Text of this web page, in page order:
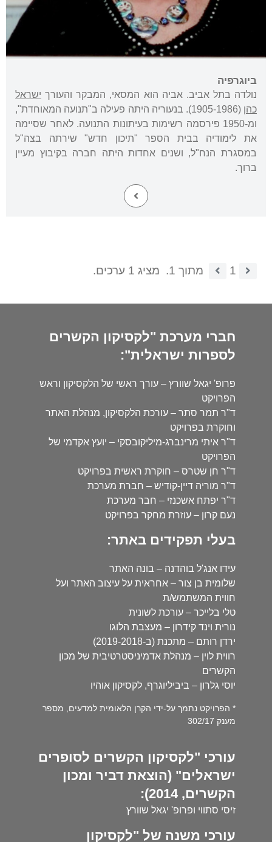
ביוגרפיה
נולדה בתל אביב. אביה הוא המסאי, המבקר והעורך ישראל
כהן
(1905-1986). בנעוריה היתה פעילה ב"תנועה המאוחדת",
ומ-1950 פירסמה רשימות בעיתונות התנועה. לאחר שסיימה
את לימודיה בבית הספר "תיכון חדש" שירתה בצה"ל
במסגרת הנח"ל, ושנים אחדות היתה חברה בקיבוץ מעיין
ברוך.
1 מתוך 1. מציג 1 ערכים.
חברי מערכת "לקסיקון הקשרים
לספרות ישראלית":
פרופ' יגאל שוורץ – עורך ראשי של הלקסיקון וראש
הפרויקט
ד"ר תמר סתר – עורכת הלקסיקון, מנהלת האתר
וחוקרת בפרויקט
ד"ר איתי מרינברג-מיליקובסקי – יועץ אקדמי של
הפרויקט
ד"ר חן שטרס – חוקרת ראשית בפרויקט
ד"ר מוריה דיין-קודיש – חברת מערכת
ד"ר יפתח אשכנזי – חבר מערכת
נעם קרון – עוזרת מחקר בפרויקט
בעלי תפקידים באתר:
עידו אנג'ל בוהדנה – בונה האתר
שלומית בן צור – אחראית על עיצוב האתר ועל
חווית המשתמש/ת
טלי בלייכר – עורכת לשונית
נורית וינד קידרון – מעצבת הלוגו
ירדן רותם – מתכנת (ב-2019-2018)
רווית לוין – מנהלת אדמיניסטרטיבית של מכון
הקשרים
יוסי גלרון – ביביליוגרף, לקסיקון אוהיו
* הפרויקט נתמך על-ידי הקרן הלאומית למדעים, מספר
מענק 302/17
עורכי "לקסיקון הקשרים לסופרים
ישראלים" (הוצאת דביר ומכון
הקשרים, 2014):
זיסי סתווי ופרופ' יגאל שוורץ
עורכי משנה של "לקסיקון